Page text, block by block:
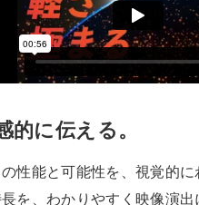
に伝える。
性能と可能性を、視覚的
を、わかりやすく映像演